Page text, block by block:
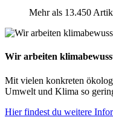
Mehr als 13.450
Wir arbeiten
Mit vielen konkreten
Umwelt und Klima so
Hier findest du weitere